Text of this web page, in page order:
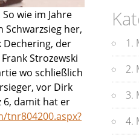
wie im Jahre
Schwarzsieg her,
Dechering, der
Strozewski
wo schließlich
vor Dirk
6, damit hat er
tnr804200.aspx?
1.
2.
3.
4.